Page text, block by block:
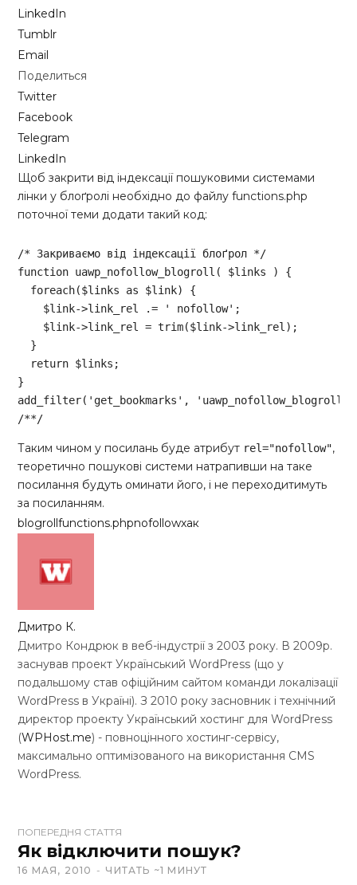
LinkedIn
Tumblr
Email
Поделиться
Twitter
Facebook
Telegram
LinkedIn
Щоб закрити від індексації пошуковими системами
лінки у блоґролі необхідно до файлу functions.php
поточної теми додати такий код:
/* Закриваємо від індексації блоґрол */
function uawp_nofollow_blogroll ( $links )
{
foreach($links as $link) {
    $link->link_rel .=
' nofollow' ;
    $link->link_rel = trim($link->link_rel);
  }
return $links;
}
add_filter( 'get_bookmarks' ,
'uawp_nofollow_blogroll'
/**/
Таким чином у посилань буде атрибут rel="nofollow",
теоретично пошукові системи натрапивши на таке
посилання будуть оминати його, і не переходитимуть
за посиланням.
blogroll functions.phpnofollowхак
Дмитро К.
Дмитро Кондрюк в веб-індустрії з 2003 року. В 2009р.
заснував проект Український WordPress (що у
подальшому став офіційним сайтом команди локалізації
WordPress в Україні). З 2010 року засновник і технічний
директор проекту Український хостинг для WordPress
(WPHost.me) - повноцінного хостинг-сервісу,
максимально оптимізованого на використання CMS
WordPress.
e
b
s
ПОПЕРЕДНЯ СТАТТЯ
Як відключити пошук?
16 МАЯ, 2010 ЧИТАТЬ ~1 МИНУТ